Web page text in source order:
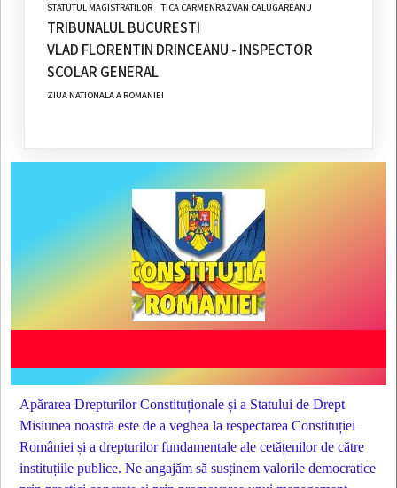
STATUTUL MAGISTRATILOR TICA CARMENRAZVAN CALUGAREANU
TRIBUNALUL BUCURESTI
VLAD FLORENTIN DRINCEANU - INSPECTOR
SCOLAR GENERAL
ZIUA NATIONALA A ROMANIEI
Apărarea Drepturilor Constituționale și a Statului de Drept
Misiunea noastră este de a veghea la respectarea Constituției
României și a drepturilor fundamentale ale cetățenilor de către
instituțiile publice. Ne angajăm să susținem valorile democratice